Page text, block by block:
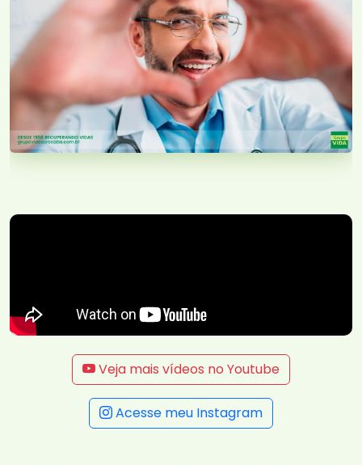
Veja mais vídeos no Youtube
Acesse meu Instagram